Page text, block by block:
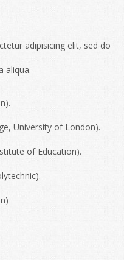
adipisicing elit, sed do
aliqua.
University of London).
of Education).